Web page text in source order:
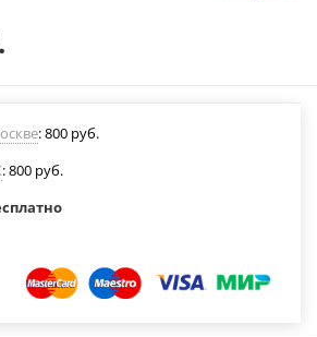
: 800 руб.
: 800 руб.